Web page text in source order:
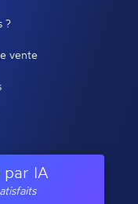
?
vente
par IA